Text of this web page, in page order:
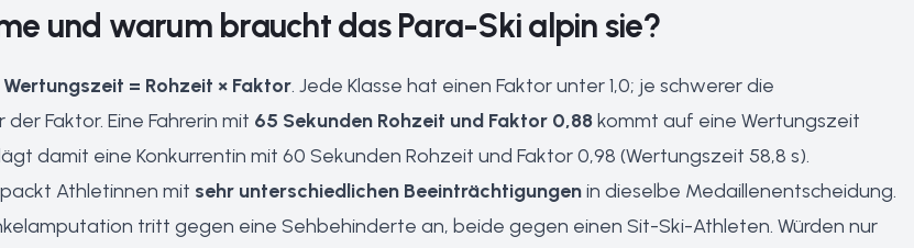
und warum braucht das Para-Ski alpin sie?
Wertungszeit = Rohzeit × Faktor. Jede Klasse hat einen Faktor unter 1,0; je schwerer die
Faktor. Eine Fahrerin mit 65 Sekunden Rohzeit und Faktor 0,88kommt auf eine Wertungszeit
damit eine Konkurrentin mit 60 Sekunden Rohzeit und Faktor 0,98 (Wertungszeit 58,8 s).
Athletinnen mit sehr unterschiedlichen Beeinträchtigungenin dieselbe Medaillenentscheidung.
tritt gegen eine Sehbehinderte an, beide gegen einen Sit-Ski-Athleten. Würden nur